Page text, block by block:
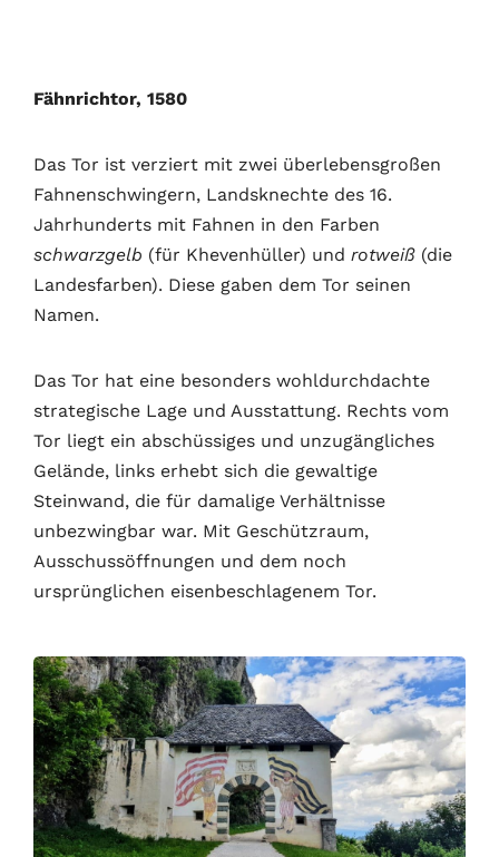
Fähnrichtor, 1580
Das Tor ist verziert mit zwei überlebensgroßen
Fahnenschwingern, Landsknechte des 16.
Jahrhunderts mit Fahnen in den Farben
schwarzgelb (für Khevenhüller) und rotweiß (die
Landesfarben). Diese gaben dem Tor seinen
Namen.
Das Tor hat eine besonders wohldurchdachte
strategische Lage und Ausstattung. Rechts vom
Tor liegt ein abschüssiges und unzugängliches
Gelände, links erhebt sich die gewaltige
Steinwand, die für damalige Verhältnisse
unbezwingbar war. Mit Geschützraum,
Ausschussöffnungen und dem noch
ursprünglichen eisenbeschlagenem Tor.